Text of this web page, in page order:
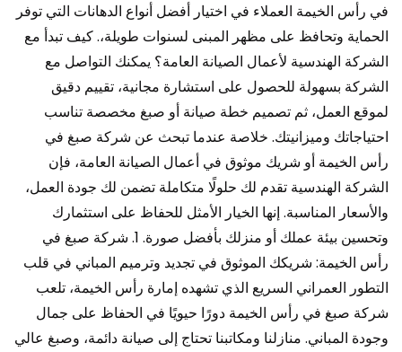
في رأس الخيمة العملاء في اختيار أفضل أنواع الدهانات التي توفر
الحماية وتحافظ على مظهر المبنى لسنوات طويلة،. كيف تبدأ مع
الشركة الهندسية لأعمال الصيانة العامة؟ يمكنك التواصل مع
الشركة بسهولة للحصول على استشارة مجانية، تقييم دقيق
لموقع العمل، ثم تصميم خطة صيانة أو صبغ مخصصة تناسب
احتياجاتك وميزانيتك. خلاصة عندما تبحث عن شركة صبغ في
رأس الخيمة أو شريك موثوق في أعمال الصيانة العامة، فإن
الشركة الهندسية تقدم لك حلولًا متكاملة تضمن لك جودة العمل،
والأسعار المناسبة. إنها الخيار الأمثل للحفاظ على استثمارك
وتحسين بيئة عملك أو منزلك بأفضل صورة. 1. شركة صبغ في
رأس الخيمة: شريكك الموثوق في تجديد وترميم المباني في قلب
التطور العمراني السريع الذي تشهده إمارة رأس الخيمة، تلعب
شركة صبغ في رأس الخيمة دورًا حيويًا في الحفاظ على جمال
وجودة المباني. منازلنا ومكاتبنا تحتاج إلى صيانة دائمة، وصبغ عالي